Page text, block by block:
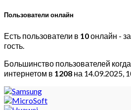
Пользователи онлайн
Есть пользователи в 10онлайн -
гость.
Большинство пользователей
интернетом в 1208 на 14.09.2025,